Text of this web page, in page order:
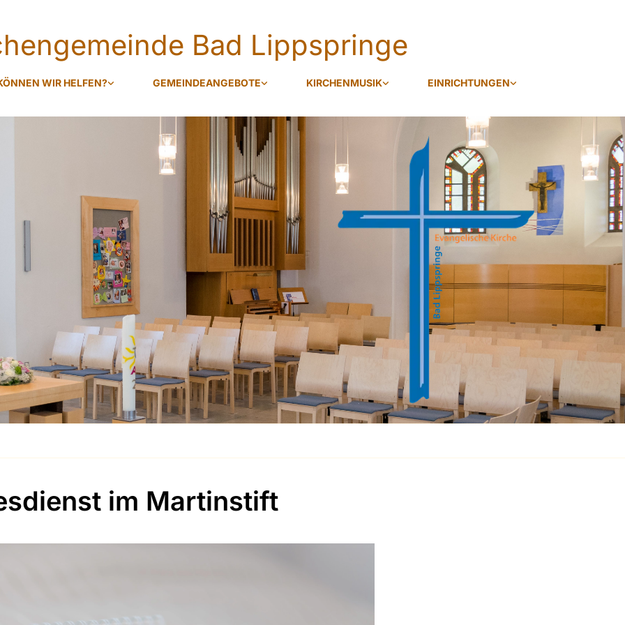
Bad Lippspringe
WIR HELFEN? GEMEINDEANGEBOTE KIRCHENMUSIK EINRICHTUNGEN
im Martinstift